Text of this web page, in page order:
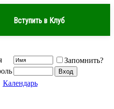
Вступить в Клуб
Запомнить?
Календарь